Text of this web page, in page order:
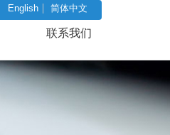
English 简体中文
联系我们